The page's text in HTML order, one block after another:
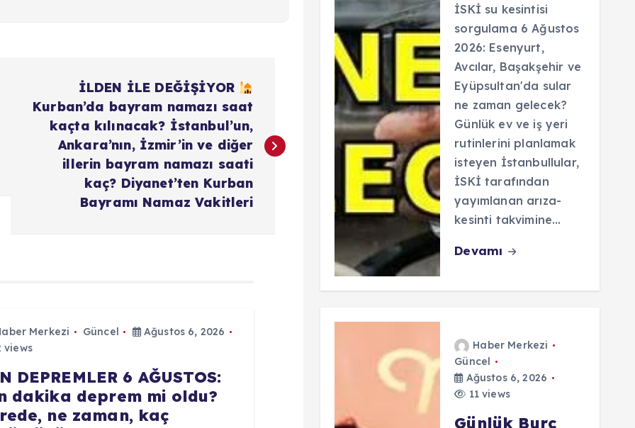
İLDEN İLE DEĞİŞİYOR
Kurban’da bayram namazı saat
kaçta kılınacak? İstanbul’un,
Ankara’nın, İzmir’in ve diğer
illerin bayram namazı saati
kaç? Diyanet’ten Kurban
Bayramı Namaz Vakitleri
Merkezi Güncel
Ağustos 6, 2026
views
DEPREMLER 6 AĞUSTOS:
dakika deprem mi oldu?
ne zaman, kaç
İSKİ su kesintisi
sorgulama 6 Ağustos
2026: Esenyurt,
Avcılar, Başakşehir ve
Eyüpsultan'da sular
ne zaman gelecek?
Günlük ev ve iş yeri
rutinlerini planlamak
isteyen İstanbullular,
İSKİ tarafından
yayımlanan arıza-
kesinti takvimine…
Devamı
Haber Merkezi
Güncel
Ağustos 6, 2026
11 views
Günlük Burç